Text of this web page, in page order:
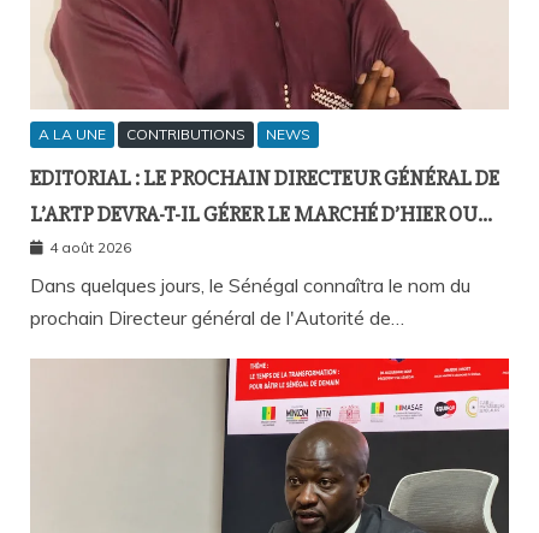
A LA UNE CONTRIBUTIONS NEWS
EDITORIAL : LE PROCHAIN DIRECTEUR GÉNÉRAL DE
L’ARTP DEVRA-T-IL GÉRER LE MARCHÉ D’HIER OU
CELUI DE DEMAIN ?
4 août 2026
Dans quelques jours, le Sénégal connaîtra le nom du
prochain Directeur général de l'Autorité de…